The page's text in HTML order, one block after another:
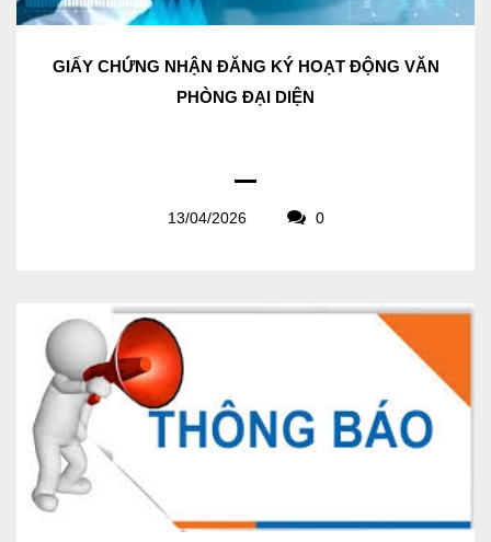
GIẤY CHỨNG NHẬN ĐĂNG KÝ HOẠT ĐỘNG VĂN
PHÒNG ĐẠI DIỆN
13/04/2026 0